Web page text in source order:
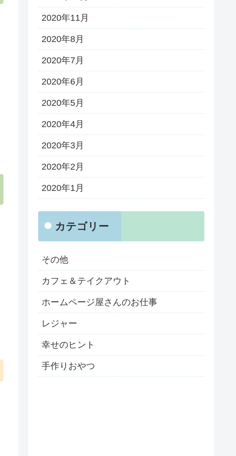
2020年11月
2020年8月
2020年7月
2020年6月
2020年5月
2020年4月
2020年3月
2020年2月
2020年1月
カテゴリー
その他
カフェ＆テイクアウト
ホームページ屋さんのお仕事
レジャー
幸せのヒント
手作りおやつ